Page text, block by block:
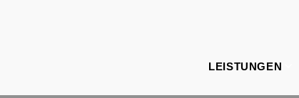
LEISTUNGEN